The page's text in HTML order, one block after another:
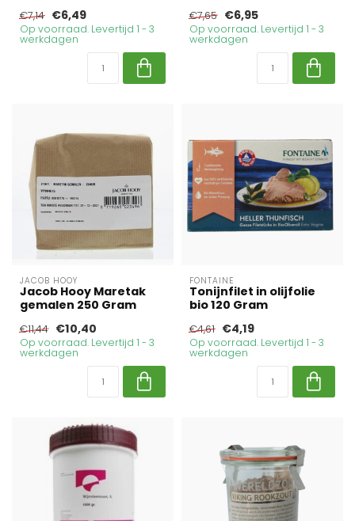
€7,14 €6,49
Op voorraad. Levertijd 1 - 3
werkdagen
€7,65 €6,95
Op voorraad. Levertijd 1 - 3
werkdagen
JACOB HOOY
Jacob Hooy Maretak
gemalen 250 Gram
€11,44 €10,40
Op voorraad. Levertijd 1 - 3
werkdagen
FONTAINE
Tonijnfilet in olijfolie
bio 120 Gram
€4,61 €4,19
Op voorraad. Levertijd 1 - 3
werkdagen